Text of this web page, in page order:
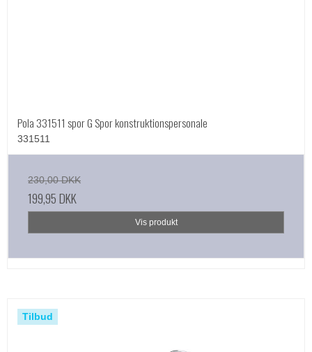
Pola 331511 spor G Spor konstruktionspersonale
331511
230,00 DKK
199,95 DKK
Vis produkt
Tilbud